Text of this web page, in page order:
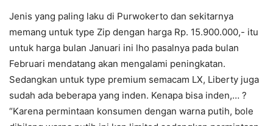
Jenis yang paling laku di Purwokerto dan sekitarnya
memang untuk type Zip dengan harga Rp. 15.900.000,- itu
untuk harga bulan Januari ini lho pasalnya pada bulan
Februari mendatang akan mengalami peningkatan.
Sedangkan untuk type premium semacam LX, Liberty juga
sudah ada beberapa yang inden. Kenapa bisa inden,… ?
“Karena permintaan konsumen dengan warna putih, bole